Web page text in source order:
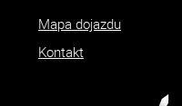
Mapa dojazdu
Kontakt